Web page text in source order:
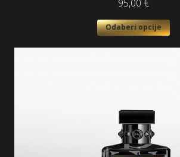
95,00 €
Odaberi opcije